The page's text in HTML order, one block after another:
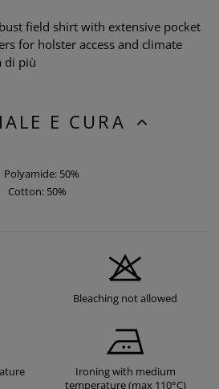
field shirt with extensive pocket
for holster access and climate
di più
E CURA
Polyamide: 50%
Cotton: 50%
Bleaching not allowed
Ironing with medium
temperature (max 110°C)